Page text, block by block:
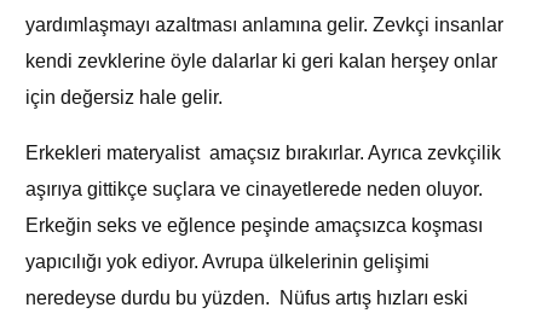
yardımlaşmayı azaltması anlamına gelir. Zevkçi insanlar
kendi zevklerine öyle dalarlar ki geri kalan herşey onlar
için değersiz hale gelir.
Erkekleri materyalist amaçsız bırakırlar. Ayrıca zevkçilik
aşırıya gittikçe suçlara ve cinayetlerede neden oluyor.
Erkeğin seks ve eğlence peşinde amaçsızca koşması
yapıcılığı yok ediyor. Avrupa ülkelerinin gelişimi
neredeyse durdu bu yüzden. Nüfus artış hızları eski